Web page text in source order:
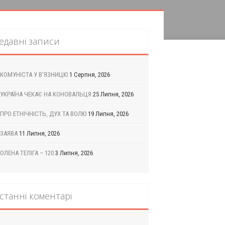
записи
КОМУНІСТА У В’ЯЗНИЦЮ 1 Серпня, 2026
УКРАЇНА ЧЕКАЄ НА КОНОВАЛЬЦЯ 25 Липня, 2026
ПРО ЕТНІЧНІСТЬ, ДУХ ТА ВОЛЮ 19 Липня, 2026
ЗАЯВА 11 Липня, 2026
ОЛЕНА ТЕЛІГА – 120 3 Липня, 2026
коментарі